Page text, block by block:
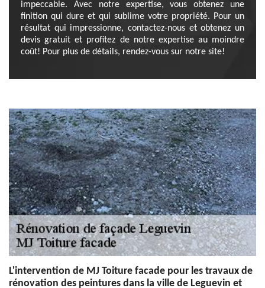
impeccable. Avec notre expertise, vous obtenez une
finition qui dure et qui sublime votre propriété. Pour un
résultat qui impressionne, contactez-nous et obtenez un
devis gratuit et profitez de notre expertise au moindre
coût! Pour plus de détails, rendez-vous sur notre site!
L'intervention de MJ Toiture facade pour les travaux de
rénovation des peintures dans la ville de Leguevin et